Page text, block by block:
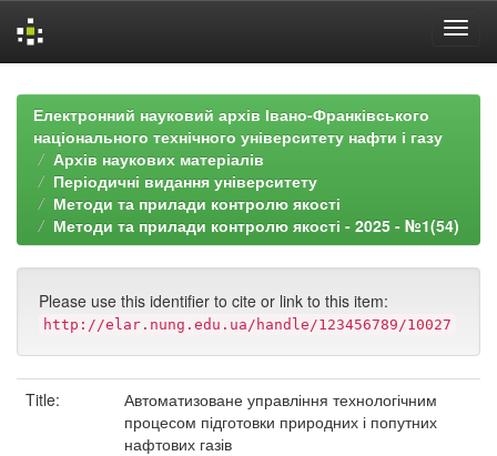
navigationЕлектронний науковий архів Івано-Франківського
національного технічного університету нафти і газу
Архів наукових матеріалів
Періодичні видання університету
Методи та прилади контролю якості
Методи та прилади контролю якості - 2025 - №1(54)
Please use this identifier to cite or link to this item:
http://elar.nung.edu.ua/handle/123456789/10027
Title:
Автоматизоване управління технологічним
процесом підготовки природних і попутних
нафтових газів